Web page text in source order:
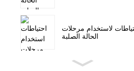
لاستخدام مرحلات
الحالة الصلبة